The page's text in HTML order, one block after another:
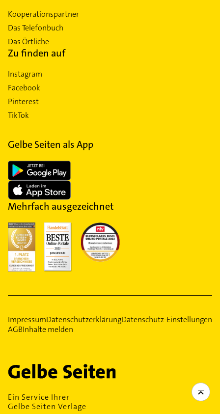
Kooperationspartner
Das Telefonbuch
Das Örtliche
Zu finden auf
Instagram
Facebook
Pinterest
TikTok
Gelbe Seiten als App
Mehrfach ausgezeichnet
ImpressumDatenschutzerklärungDatenschutz-Einstellungen
AGBInhalte melden
Ein Service Ihrer
Gelbe Seiten Verlage